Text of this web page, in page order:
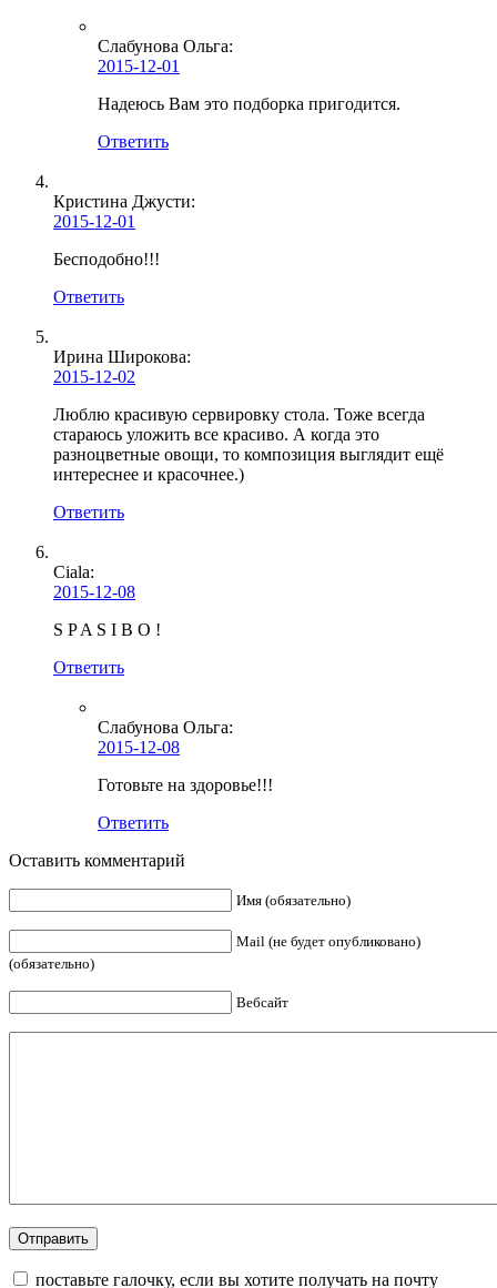
Слабунова Ольга:
2015-12-01
Надеюсь Вам это подборка пригодится.
Ответить
Кристина Джусти:
2015-12-01
Бесподобно!!!
Ответить
Ирина Широкова:
2015-12-02
Люблю красивую сервировку стола. Тоже всегда
стараюсь уложить все красиво. А когда это
разноцветные овощи, то композиция выглядит ещё
интереснее и красочнее.)
Ответить
Ciala:
2015-12-08
S P A S I B O !
Ответить
Слабунова Ольга:
2015-12-08
Готовьте на здоровье!!!
Ответить
Оставить комментарий
Имя (обязательно)
Mail (не будет опубликовано)
(обязательно)
Вебсайт
поставьте галочку, если вы хотите получать на почту